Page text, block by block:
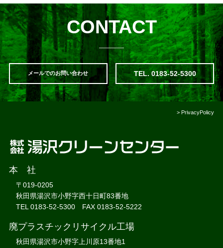
CONTACT
メールでのお問い合わせ TEL. 0183-52-5300
>PrivacyPolicy
本 社
〒019-0205
秋田県湯沢市小野字西十日町83番地
TEL 0183-52-5300 FAX 0183-52-5222
廃プラスチックリサイクル工場
秋田県湯沢市小野字上川原13番地1